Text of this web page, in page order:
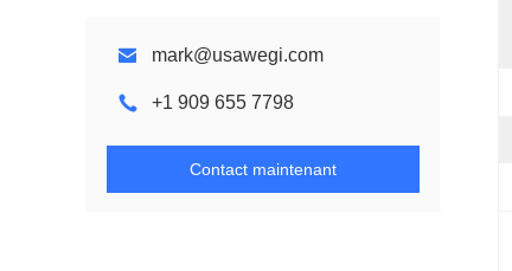
mark@usawegi.com
+1 909 655 7798
Contact maintenant